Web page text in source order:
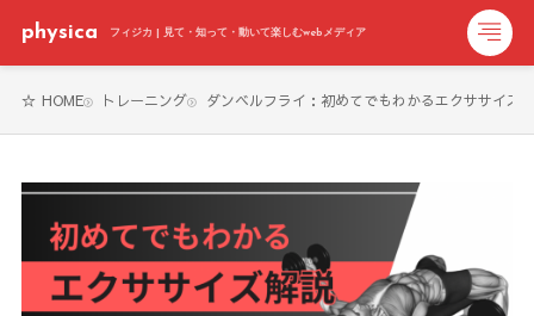
physica フィジカ | 見て・知って・動いて楽しむwebメディア
HOME トレーニング ダンベルフライ：初めてでもわかるエクササイズ